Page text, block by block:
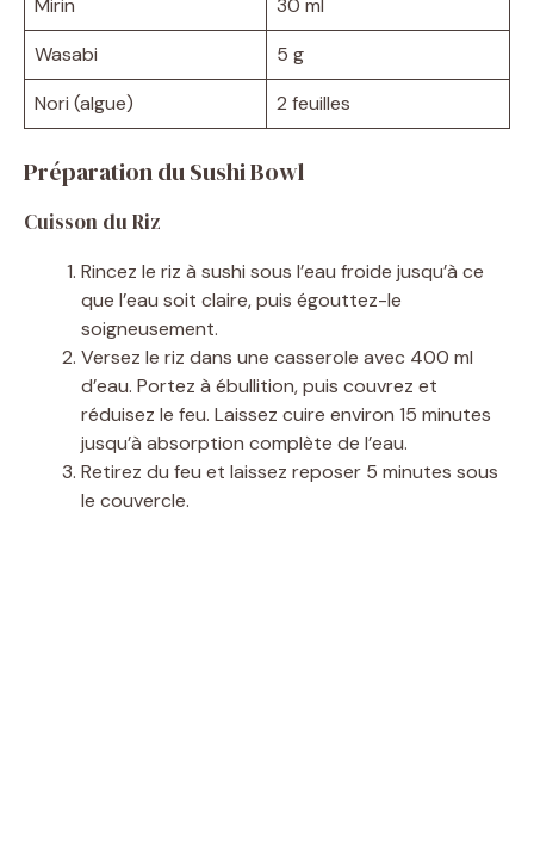
Wasabi
5 g
Nori (algue)
2 feuilles
Préparation du Sushi Bowl
Cuisson du Riz
Rincez le riz à sushi sous l’eau froide jusqu’à ce
que l’eau soit claire, puis égouttez-le
soigneusement.
Versez le riz dans une casserole avec 400 ml
d’eau. Portez à ébullition, puis couvrez et
réduisez le feu. Laissez cuire environ 15 minutes
jusqu’à absorption complète de l’eau.
Retirez du feu et laissez reposer 5 minutes sous
le couvercle.